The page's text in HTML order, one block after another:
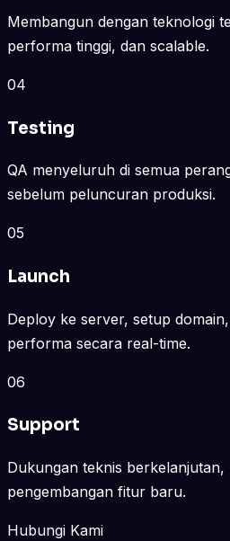
Membangun dengan teknologi
performa tinggi, dan scalable.
04
Testing
QA menyeluruh di semua
sebelum peluncuran produksi.
05
Launch
Deploy ke server, setup
performa secara real-time.
06
Support
Dukungan teknis
pengembangan fitur baru.
Hubungi Kami